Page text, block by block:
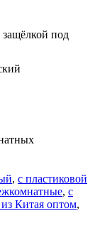
под
, с пластиковой
, с
Китая оптом,